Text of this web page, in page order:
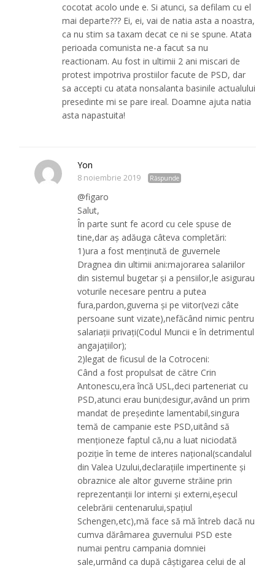
cocotat acolo unde e. Si atunci, sa defilam cu el
mai departe??? Ei, ei, vai de natia asta a noastra,
ca nu stim sa taxam decat ce ni se spune. Atata
perioada comunista ne-a facut sa nu
reactionam. Au fost in ultimii 2 ani miscari de
protest impotriva prostiilor facute de PSD, dar
sa accepti cu atata nonsalanta basinile actualului
presedinte mi se pare ireal. Doamne ajuta natia
asta napastuita!
Yon
8 noiembrie 2019 Răspunde
@figaro
Salut,
În parte sunt fe acord cu cele spuse de
tine,dar aș adăuga câteva completări:
1)ura a fost menținută de guvernele
Dragnea din ultimii ani:majorarea salariilor
din sistemul bugetar și a pensiilor,le asigurau
voturile necesare pentru a putea
fura,pardon,guverna și pe viitor(vezi câte
persoane sunt vizate),nefăcând nimic pentru
salariații privați(Codul Muncii e în detrimentul
angajațiilor);
2)legat de ficusul de la Cotroceni:
Când a fost propulsat de către Crin
Antonescu,era încă USL,deci parteneriat cu
PSD,atunci erau buni;desigur,având un prim
mandat de președinte lamentabil,singura
temă de campanie este PSD,uitând să
menționeze faptul că,nu a luat niciodată
poziție în teme de interes național(scandalul
din Valea Uzului,declarațiile impertinente și
obraznice ale altor guverne străine prin
reprezentanții lor interni și externi,eșecul
celebrării centenarului,spațiul
Schengen,etc),mă face să mă întreb dacă nu
cumva dărâmarea guvernului PSD este
numai pentru campania domniei
sale,urmând ca după câștigarea celui de al